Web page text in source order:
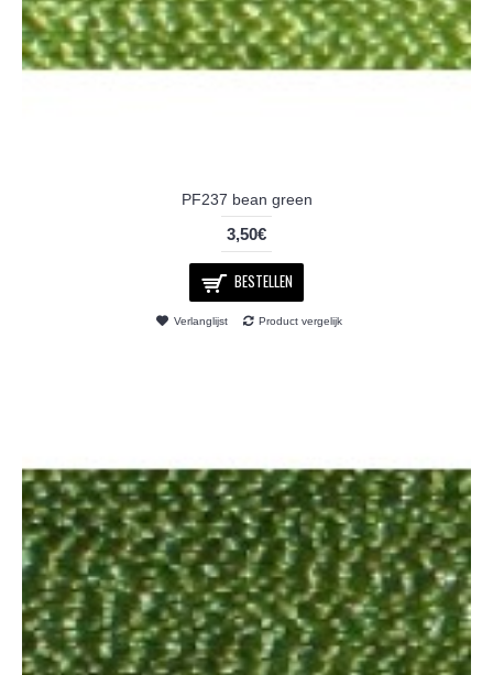
PF237 bean green
3,50€
BESTELLEN
Verlanglijst Product vergelijk